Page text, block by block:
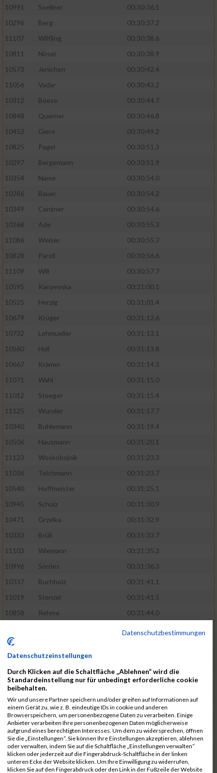
10991
Soellner
00:30:36.1
10296
Berg
00:30:37.2
11107
Wilfling
00:30:38.6
10811
Nösel
00:30:38.9
10573
Jenichen
00:30:42.4
11056
Vadar
00:30:43.2
10312
Boese
00:30:44.7
10848
Querner
00:30:46.8
10453
Giere
00:30:49.2
10825
Pagel
00:30:51.3
10297
Bergemann
00:30:51.9
10354
Name
00:30:54.0
10286
Bauer
00:30:54.2
10349
Centner
00:30:54.6
10268
Ade
00:30:55.3
11086
Weiser
00:30:55.7
10828
Paroll
00:30:56.6
11109
Will
00:30:57.7
10595
Kanyevska
00:31:00.1
10525
Herzig
00:31:01.4
10679
Krüger
00:31:12.6
10732
Lohmueller
00:31:13.1
10560
Hyll
00:31:13.8
10667
Krämer
00:31:14.3
11071
Wahl
00:31:15.0
11012
Steeger
00:31:15.4
11125
Wunder
00:31:17.7
10340
Buhlemann
00:31:19.4
10506
Hausmann
00:31:20.1
11123
Woskobojnik
00:31:23.3
11036
Teichmann
00:31:23.7
10540
Hoffmeister
00:31:25.1
10945
Scholz
00:31:30.9
10471
Grzelka
00:31:32.9
10333
Brüll
00:31:33.7
11103
Wiemann
00:31:35.3
10996
Sörries
00:31:36.3
10337
Buchholz
00:31:41.1
11019
Stenzel
00:31:41.5
10858
Rehme
00:31:44.0
10553
11083
Wegner
10646
Köhler
00:31:52.2
10676
Kricke
11128
Wünsch
00:31:58.4
10492
Hanisch
00:31:58.6
10634
Knauft
00:31:59.1
10868
Restemeier
00:31:59.2
10480
Gutsche 00:32:01.9
Datenschutzbestimmungen
Datenschutzeinstellungen
Durch Klicken auf die Schaltfläche „Ablehnen“ wird die
Standardeinstellung nur für unbedingt erforderliche cookie
beibehalten.
Wir und unsere Partner speichern und/oder greifen auf Informationen auf
einem Gerät zu, wie z. B. eindeutige IDs in cookie und anderen
Browserspeichern, um personenbezogene Daten zu verarbeiten. Einige
Anbieter verarbeiten Ihre personenbezogenen Daten möglicherweise
aufgrund eines berechtigten Interesses. Um dem zu widersprechen, öffnen
Sie die „Einstellungen“. Sie können Ihre Einstellungen akzeptieren, ablehnen
oder verwalten, indem Sie auf die Schaltfläche „Einstellungen verwalten“
klicken oder jederzeit auf die Fingerabdruck-Schaltfläche in der linken
unteren Ecke der Website klicken. Um Ihre Einwilligung zu widerrufen,
klicken Sie auf den Fingerabdruck oder den Link in der Fußzeile der Website